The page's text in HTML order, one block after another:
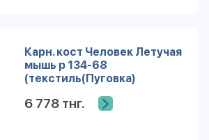
Карн. кост Человек Летучая
мышь р 134-68
(текстиль(Пуговка)
6 778 тнг.